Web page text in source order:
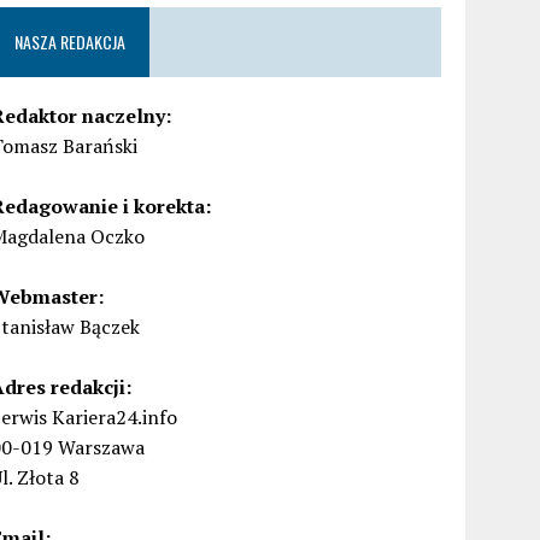
NASZA REDAKCJA
naczelny:
Barański
i korekta:
Oczko
Bączek
redakcji:
Kariera24.info
019 Warszawa
Złota 8